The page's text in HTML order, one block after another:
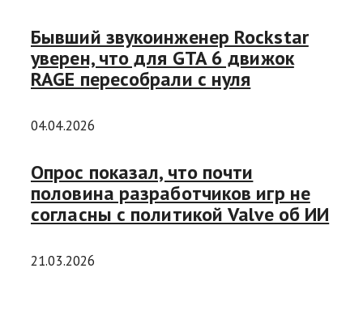
Бывший звукоинженер Rockstar
уверен, что для GTA 6 движок
RAGE пересобрали с нуля
04.04.2026
Опрос показал, что почти
половина разработчиков игр не
согласны с политикой Valve об ИИ
21.03.2026